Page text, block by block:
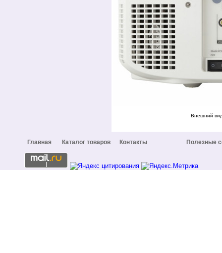
Внешний
Главная Каталог товаров Контакты Полезные